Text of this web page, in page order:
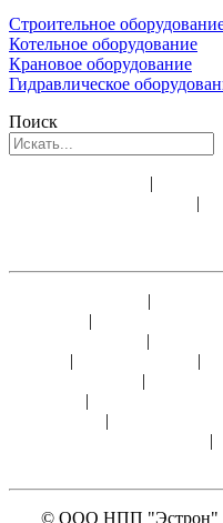
Строительное
Котельное оборудование
Крановое оборудование
Гидравлическое
Поиск
|
|
|
|
|
| |
|
|
|
|
© ООО НПП "Эстрон"